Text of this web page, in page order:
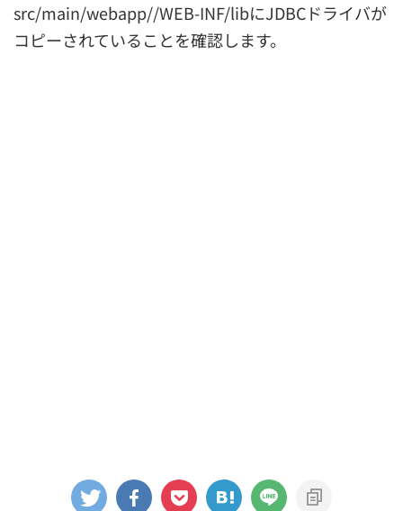
src/main/webapp//WEB-INF/libにJDBCドライバが
コピーされていることを確認します。